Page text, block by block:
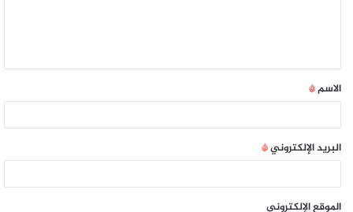
الاسم*
البريد الإلكتروني*
الموقع الإلكتروني